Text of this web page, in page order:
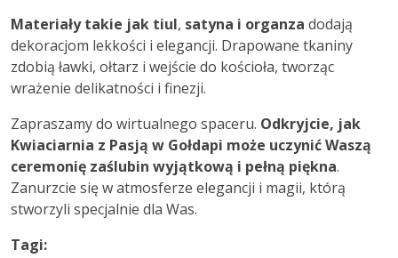
Materiały takie jak tiul, satyna i organza dodają
dekoracjom lekkości i elegancji. Drapowane tkaniny
zdobią ławki, ołtarz i wejście do kościoła, tworząc
wrażenie delikatności i finezji.
Zapraszamy do wirtualnego spaceru. Odkryjcie, jak
Kwiaciarnia z Pasją w Gołdapi może uczynić Waszą
ceremonię zaślubin wyjątkową i pełną piękna.
Zanurzcie się w atmosferze elegancji i magii, którą
stworzyli specjalnie dla Was.
Tagi: